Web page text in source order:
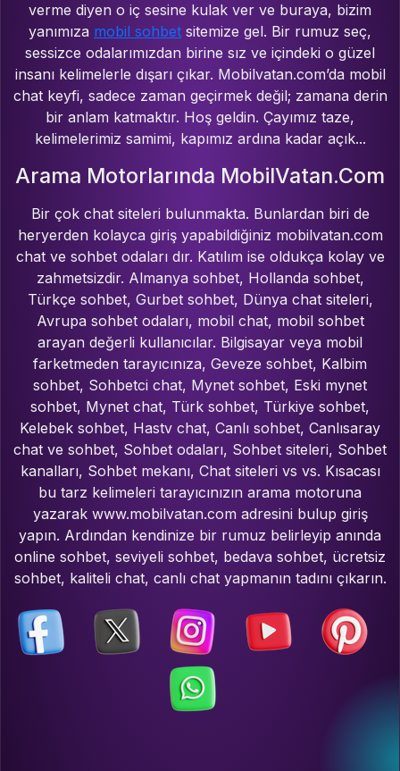
verme diyen o iç sesine kulak ver ve buraya, bizim
yanımıza mobil sohbet sitemize gel. Bir rumuz seç,
sessizce odalarımızdan birine sız ve içindeki o güzel
insanı kelimelerle dışarı çıkar. Mobilvatan.com’da mobil
chat keyfi, sadece zaman geçirmek değil; zamana derin
bir anlam katmaktır. Hoş geldin. Çayımız taze,
kelimelerimiz samimi, kapımız ardına kadar açık...
Arama Motorlarında MobilVatan.Com
Bir çok chat siteleri bulunmakta. Bunlardan biri de
heryerden kolayca giriş yapabildiğiniz mobilvatan.com
chat ve sohbet odaları dır. Katılım ise oldukça kolay ve
zahmetsizdir. Almanya sohbet, Hollanda sohbet,
Türkçe sohbet, Gurbet sohbet, Dünya chat siteleri,
Avrupa sohbet odaları, mobil chat, mobil sohbet
arayan değerli kullanıcılar. Bilgisayar veya mobil
farketmeden tarayıcınıza, Geveze sohbet, Kalbim
sohbet, Sohbetci chat, Mynet sohbet, Eski mynet
sohbet, Mynet chat, Türk sohbet, Türkiye sohbet,
Kelebek sohbet, Hastv chat, Canlı sohbet, Canlısaray
chat ve sohbet, Sohbet odaları, Sohbet siteleri, Sohbet
kanalları, Sohbet mekanı, Chat siteleri vs vs. Kısacası
bu tarz kelimeleri tarayıcınızın arama motoruna
yazarak www.mobilvatan.com adresini bulup giriş
yapın. Ardından kendinize bir rumuz belirleyip anında
online sohbet, seviyeli sohbet, bedava sohbet, ücretsiz
sohbet, kaliteli chat, canlı chat yapmanın tadını çıkarın.